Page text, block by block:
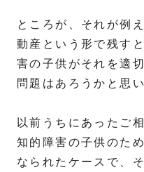
ところが、それが例
動産という形で残す
害の子供がそれを適
問題はあろうかと思い
以前うちにあったご
知的障害の子供のた
なられたケースで、